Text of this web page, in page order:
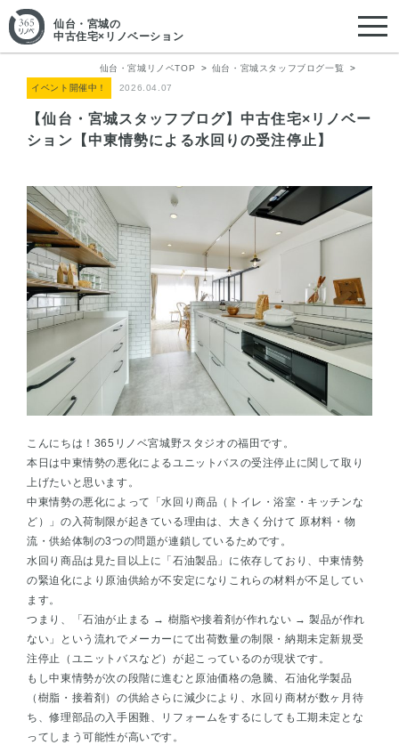
仙台・宮城の
中古住宅×リノベーション
仙台・宮城リノベTOP
仙台・宮城スタッフブログ一覧
イベント開催中！
2026.04.07
【仙台・宮城スタッフブログ】中古住宅×リノベー
ション【中東情勢による水回りの受注停止】
こんにちは！365リノベ宮城野スタジオの福田です。
本日は中東情勢の悪化によるユニットバスの受注停止に関して取り
上げたいと思います。
中東情勢の悪化によって「水回り商品（トイレ・浴室・キッチンな
ど）」の入荷制限が起きている理由は、大きく分けて 原材料・物
流・供給体制の3つの問題が連鎖しているためです。
水回り商品は見た目以上に「石油製品」に依存しており、中東情勢
の緊迫化により原油供給が不安定になりこれらの材料が不足してい
ます。
つまり、「石油が止まる → 樹脂や接着剤が作れない → 製品が作れ
ない」という流れでメーカーにて出荷数量の制限・納期未定新規受
注停止（ユニットバスなど）が起こっているのが現状です。
もし中東情勢が次の段階に進むと原油価格の急騰、石油化学製品
（樹脂・接着剤）の供給さらに減少により、水回り商材が数ヶ月待
ち、修理部品の入手困難、リフォームをするにしても工期未定とな
ってしまう可能性が高いです。